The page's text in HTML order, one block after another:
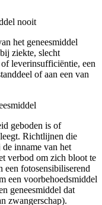
nooit
het geneesmiddel
ziekte, slecht
leverinsufficiëntie, een
of aan een van
geboden is of
Richtlijnen die
inname van het
verbod om zich bloot te
een fotosensibiliserend
een voorbehoedsmiddel
geneesmiddel dat
zwangerschap).